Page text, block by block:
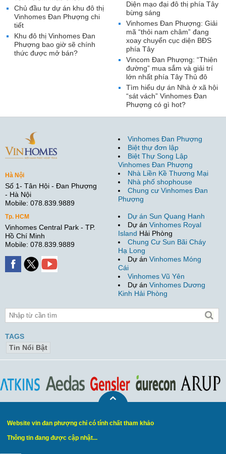
Diện mạo đại đô thị phía Tây
bừng sáng
Vinhomes Đan Phượng: Giải
mã “thỏi nam châm” đang
xoay chuyển cục diện BĐS
phía Tây
Vincom Đan Phượng: “Thiên
đường” mua sắm và giải trí
lớn nhất phía Tây Thủ đô
Tìm hiểu dự án Nhà ở xã hội
“sát vách” Vinhomes Đan
Phượng có gì hot?
Chủ đầu tư dự án khu đô thị
Vinhomes Đan Phượng chi
tiết
Khu đô thị Vinhomes Đan
Phượng bao giờ sẽ chính
thức được mở bán?
Hà Nội
Số 1- Tân Hội - Đan Phượng
- Hà Nội
Mobile: 078.839.9889
Tp. HCM
Vinhomes Central Park - TP.
Hồ Chí Minh
Mobile: 078.839.9889
Vinhomes Đan Phượng
Biệt thự đơn lập
Biệt Thự Song Lập
Vinhomes Đan Phượng
Nhà Liền Kề Thương Mại
Nhà phố shophouse
Chung cư Vinhomes Đan
Phượng
Dự án Sun Quang Hanh
Dự án Vinhomes Royal
Island Hải Phòng
Chung Cư Sun Bãi Cháy
Hạ Long
Dự án Vinhomes Móng
Cái
Vinhomes Vũ Yên
Dự án Vinhomes Dương
Kinh Hải Phòng
TAGS
Tin Nổi Bật
Website vin đan phượng chỉ có tính chất tham khảo
Thông tin đang được cập nhật...